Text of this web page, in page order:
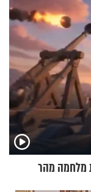
מלחמה מהר